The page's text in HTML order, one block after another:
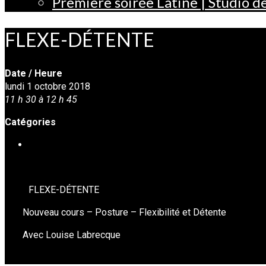
FLEXE-DÉTENTE
Date / Heure
lundi 1 octobre 2018
11 h 30 à 12 h 45
Catégories
FLEXE-DÉTENTE
Nouveau cours – Posture – Flexibilité et Détente
Avec Louise Labrecque